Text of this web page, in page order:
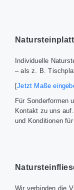
Individuelle
– als z. B.
[Jetzt Maße
Für Sonderformen
Kontakt zu uns
und Konditionen
Wir verbinden die